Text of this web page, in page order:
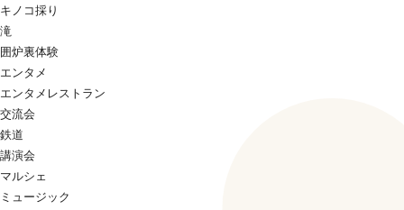
キノコ採り
滝
囲炉裏体験
エンタメ
エンタメレストラン
交流会
鉄道
講演会
マルシェ
ミュージック